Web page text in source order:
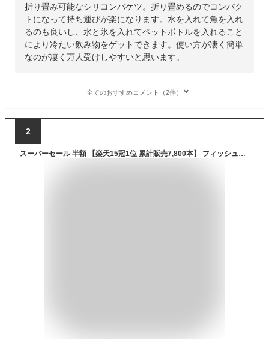
折り畳み可能なシリコンバケツ。折り畳めるのでコンパク
トになって持ち運びが楽になります。水を入れて魚を入れ
るのも良いし、水と氷を入れてペットボトルを入れること
により冷たい飲み物をゲットできます。使い方が凄く簡単
なのが凄く万人受けしやすいと思います。
全てのおすすめコメント（2件）
2
スーパーセール 半額 【楽天15冠1位 累計販売7,800本】 フィッシュグリップ フィッシュ グリップ フィッシング プライヤー フィッシングプライヤー 釣り 魚 つかみ 掴み 魚掴み 魚掴み器 魚 掴み器 キャッチャー トリガー 送料無料